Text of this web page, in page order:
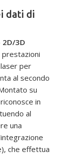
dati di
3D
per
al secondo
su
in
al
una
che effettua